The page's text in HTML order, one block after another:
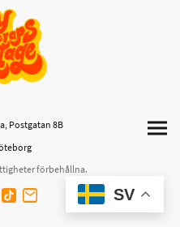
Postgatan 8B
förbehållna.
SV